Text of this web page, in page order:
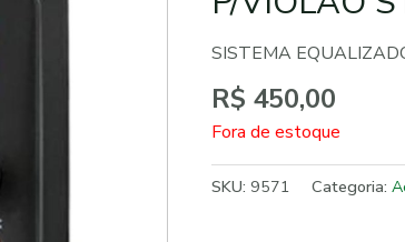
SISTEMA
R$ 450,00
Fora de estoque
SKU: 9571 Categoria: